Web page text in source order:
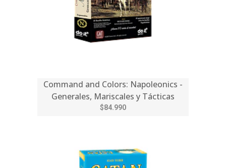
Command and Colors: Napoleonics -
Generales, Mariscales y Tácticas
$84.990